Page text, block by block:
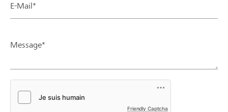
E-Mail*
Message*
Friendly Captcha